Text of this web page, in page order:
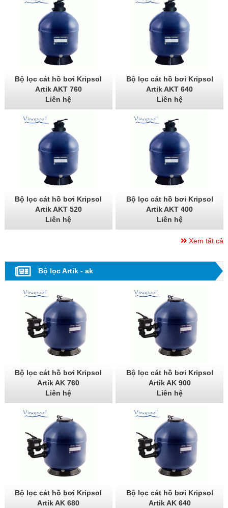
Bộ lọc cát hồ bơi Kripsol
Artik AKT 760
Liên hệ
Bộ lọc cát hồ bơi Kripsol
Artik AKT 640
Liên hệ
Bộ lọc cát hồ bơi Kripsol
Artik AKT 520
Liên hệ
Bộ lọc cát hồ bơi Kripsol
Artik AKT 400
Liên hệ
Xem tất cả
Bộ lọc Artik - ak
Bộ lọc cát hồ bơi Kripsol
Artik AK 760
Liên hệ
Bộ lọc cát hồ bơi Kripsol
Artik AK 900
Liên hệ
Bộ lọc cát hồ bơi Kripsol
Artik AK 680
Bộ lọc cát hồ bơi Kripsol
Artik AK 640